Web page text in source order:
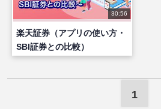
30:56
楽天証券（アプリの使い方・
SBI証券との比較）
1